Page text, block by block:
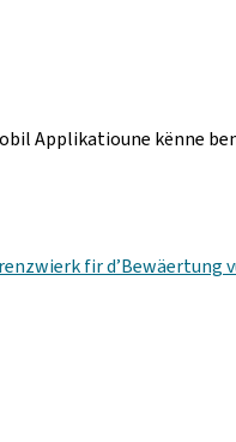
Applikatioune kënne
fir d’Bewäertung